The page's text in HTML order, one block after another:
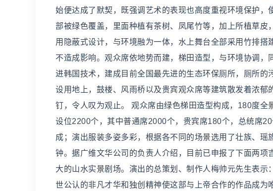
始便达成了默契，既强调艺术的表现也高度重视环境保护
部被绿色覆盖，里面种植有茶树、凤尾竹等，加上所植草
用隐蔽式设计，与环境融为一体，水上舞台全部采用竹排
不造成影响。观众席依地势而建，梯田造型，与环境协调，
进韩国技术，建成目前全国最先进的生态环保厕所，厕所
设用地上，鼓楼、风雨桥以及贵宾观众席等建筑散发着浓
钉，令人叹为观止。 观众席由绿色梯田造型构成，180度
设位2200个，其中普通席2000个，贵宾席180个，总统席
成；演出服装多姿多彩，根据各不同的场景选用了壮族、
钟。据广维文华公司的负责人介绍，目前已申报了下面两
大的山水实景剧场。演出的总策划、制作人梅帅元先生表
世公认的非凡才华和独创精神使这部与上帝合作的作品成为